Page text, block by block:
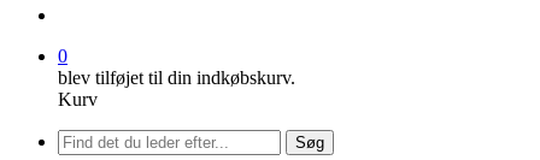
0
blev tilføjet til din indkøbskurv.
Kurv
Menu
Søg